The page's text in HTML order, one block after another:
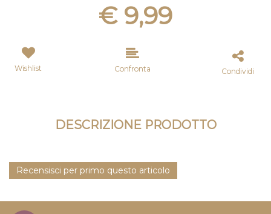
€ 9,99
Wishlist Confronta Condividi
DESCRIZIONE PRODOTTO
Recensisci per primo questo articolo